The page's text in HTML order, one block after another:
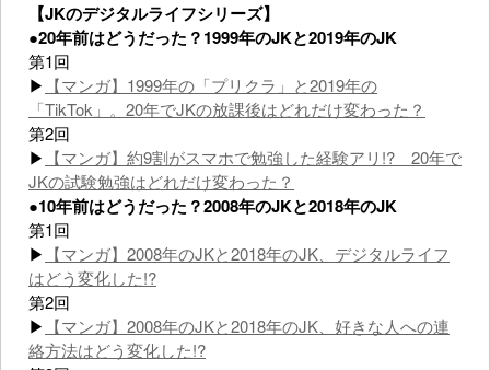
【JKのデジタルライフシリーズ】
●20年前はどうだった？1999年のJKと2019年のJK
第1回
▶ 【マンガ】1999年の「プリクラ」と2019年の
「TikTok」。20年でJKの放課後はどれだけ変わった？
第2回
▶ 【マンガ】約9割がスマホで勉強した経験アリ!? 20年で
JKの試験勉強はどれだけ変わった？
●10年前はどうだった？2008年のJKと2018年のJK
第1回
▶ 【マンガ】2008年のJKと2018年のJK、デジタルライフ
はどう変化した!?
第2回
▶ 【マンガ】2008年のJKと2018年のJK、好きな人への連
絡方法はどう変化した!?